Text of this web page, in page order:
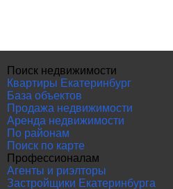
Поиск недвижимости
Квартиры Екатеринбург
База объектов
Продажа недвижимости
Аренда недвижимости
По районам
Поиск по карте
Профессионалам
Агенты и риэлторы
Застройщики Екатеринбурга